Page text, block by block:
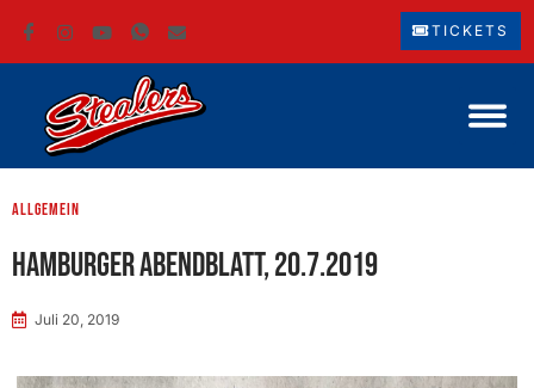
TICKETS
Allgemein
Hamburger Abendblatt, 20.7.2019
Juli 20, 2019